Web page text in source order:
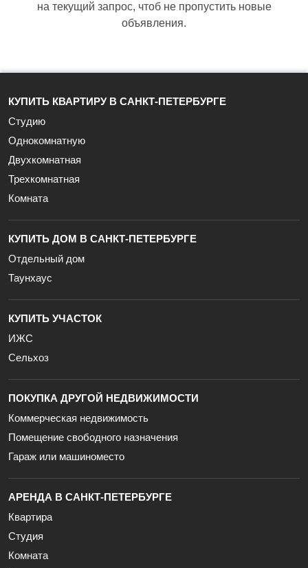
на текущий запрос, чтоб не пропустить новые
объявления.
КУПИТЬ КВАРТИРУ В САНКТ-ПЕТЕРБУРГЕ
Студию
Однокомнатную
Двухкомнатная
Трехкомнатная
Комната
КУПИТЬ ДОМ В САНКТ-ПЕТЕРБУРГЕ
Отдельный дом
Таунхаус
КУПИТЬ УЧАСТОК
ИЖС
Сельхоз
ПОКУПКА ДРУГОЙ НЕДВИЖИМОСТИ
Коммерческая недвижимость
Помещение свободного назначения
Гараж или машиноместо
АРЕНДА В САНКТ-ПЕТЕРБУРГЕ
Квартира
Студия
Комната